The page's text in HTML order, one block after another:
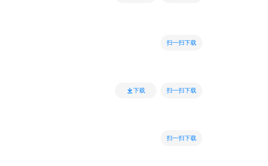
扫一扫下载
下载 扫一扫下载
扫一扫下载